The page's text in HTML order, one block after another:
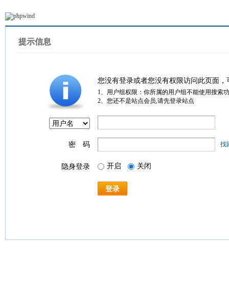
提示信息
您没有登录或者您没有权限访问此页面
1、用户组权限：你所属的用户组不能使用搜索
2、您还不是站点会员,请先登录站点
密 码 找
隐身登录 开启 关闭
登录